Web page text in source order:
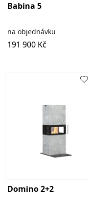
Babina 5
na objednávku
191 900 Kč
Domino 2+2